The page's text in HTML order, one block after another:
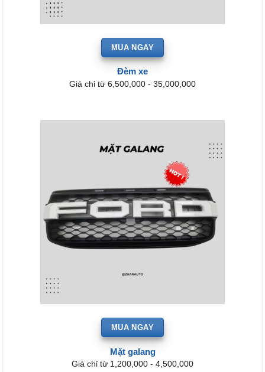
MUA NGAY
Đèm xe
Giá chỉ từ 6,500,000 - 35,000,000
MUA NGAY
Mặt galang
Giá chỉ từ 1,200,000 - 4,500,000